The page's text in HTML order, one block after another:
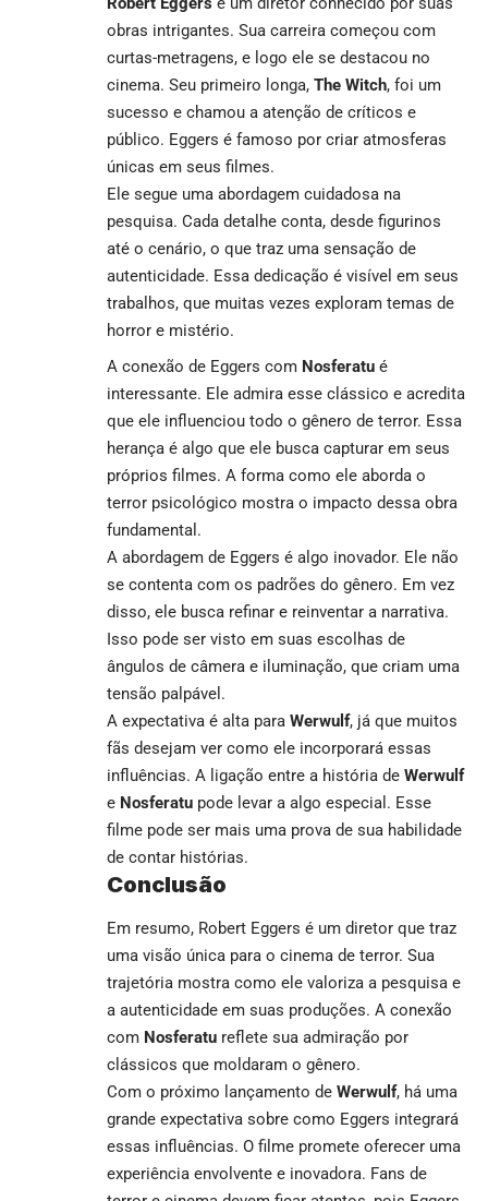
obras intrigantes. Sua carreira começou com
curtas-metragens, e logo ele se destacou no
cinema. Seu primeiro longa, The Witch, foi um
sucesso e chamou a atenção de críticos e
público. Eggers é famoso por criar atmosferas
únicas em seus filmes.
Ele segue uma abordagem cuidadosa na
pesquisa. Cada detalhe conta, desde figurinos
até o cenário, o que traz uma sensação de
autenticidade. Essa dedicação é visível em seus
trabalhos, que muitas vezes exploram temas de
horror e mistério.
A conexão de Eggers com Nosferatu é
interessante. Ele admira esse clássico e acredita
que ele influenciou todo o gênero de terror. Essa
herança é algo que ele busca capturar em seus
próprios filmes. A forma como ele aborda o
terror psicológico mostra o impacto dessa obra
fundamental.
A abordagem de Eggers é algo inovador. Ele não
se contenta com os padrões do gênero. Em vez
disso, ele busca refinar e reinventar a narrativa.
Isso pode ser visto em suas escolhas de
ângulos de câmera e iluminação, que criam uma
tensão palpável.
A expectativa é alta para Werwulf, já que muitos
fãs desejam ver como ele incorporará essas
influências. A ligação entre a história de Werwulf
e Nosferatu pode levar a algo especial. Esse
filme pode ser mais uma prova de sua habilidade
de contar histórias.
Conclusão
Em resumo, Robert Eggers é um diretor que traz
uma visão única para o cinema de terror. Sua
trajetória mostra como ele valoriza a pesquisa e
a autenticidade em suas produções. A conexão
com Nosferatu reflete sua admiração por
clássicos que moldaram o gênero.
Com o próximo lançamento de Werwulf, há uma
grande expectativa sobre como Eggers integrará
essas influências. O filme promete oferecer uma
experiência envolvente e inovadora. Fans de